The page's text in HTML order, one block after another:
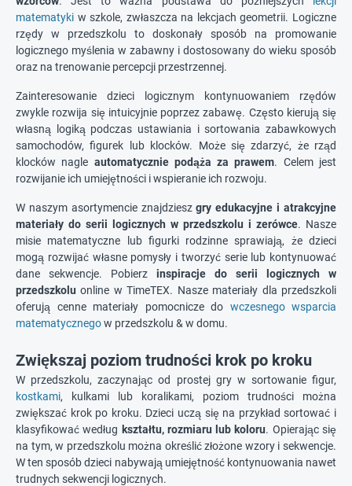
matematyki w szkole, zwłaszcza na lekcjach geometrii. Logiczne
rzędy w przedszkolu to doskonały sposób na promowanie
logicznego myślenia w zabawny i dostosowany do wieku sposób
oraz na trenowanie percepcji przestrzennej.
Zainteresowanie dzieci logicznym kontynuowaniem rzędów
zwykle rozwija się intuicyjnie poprzez zabawę. Często kierują się
własną logiką podczas ustawiania i sortowania zabawkowych
samochodów, figurek lub klocków. Może się zdarzyć, że rząd
klocków nagle automatycznie podąża za prawem. Celem jest
rozwijanie ich umiejętności i wspieranie ich rozwoju.
W naszym asortymencie znajdzieszgry edukacyjne i atrakcyjne
materiały do serii logicznych w przedszkolu i zerówce. Nasze
misie matematyczne lub figurki rodzinne sprawiają, że dzieci
mogą rozwijać własne pomysły i tworzyć serie lub kontynuować
dane sekwencje. Pobierz inspiracje do serii logicznych w
przedszkolu online w TimeTEX. Nasze materiały dla przedszkoli
oferują cenne materiały pomocnicze do wczesnego wsparcia
matematycznegow przedszkolu & w domu.
Zwiększaj poziom trudności krok po kroku
W przedszkolu, zaczynając od prostej gry w sortowanie figur,
kostkami, kulkami lub koralikami, poziom trudności można
zwiększać krok po kroku. Dzieci uczą się na przykład sortować i
klasyfikować według kształtu, rozmiaru lub koloru. Opierając się
na tym, w przedszkolu można określić złożone wzory i sekwencje.
W ten sposób dzieci nabywają umiejętność kontynuowania nawet
trudnych sekwencji logicznych.